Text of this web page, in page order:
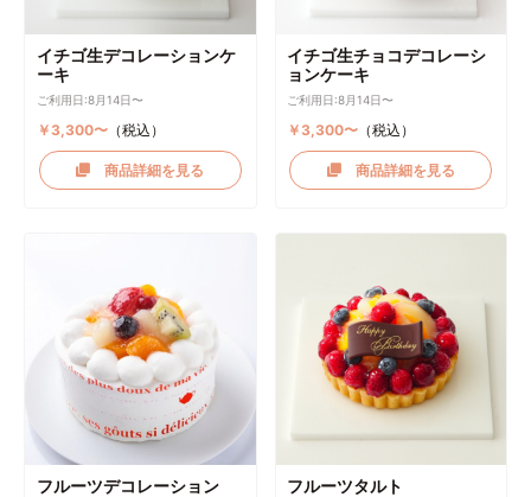
イチゴ生デコレーションケ
ーキ
ご利用日:8月14日〜
￥3,300〜（税込）
商品詳細を見る
イチゴ生チョコデコレーシ
ョンケーキ
ご利用日:8月14日〜
￥3,300〜 （税込）
商品詳細を見る
フルーツデコレーション フルーツタルト